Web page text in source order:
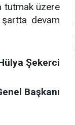
tutmak üzere
devam
Şekerci
Başkanı